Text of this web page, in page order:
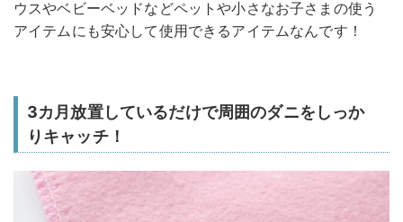
ウスやベビーベッドなどペットや小さなお子さまの使う
アイテムにも安心して使用できるアイテムなんです！
3カ月放置しているだけで周囲のダニをしっか
りキャッチ！